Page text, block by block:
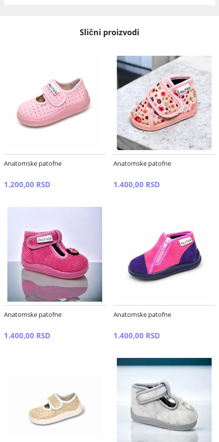
Slični proizvodi
Anatomske patofne
1.200,00 RSD
Anatomske patofne
1.400,00 RSD
Anatomske patofne
1.400,00 RSD
Anatomske patofne
1.400,00 RSD